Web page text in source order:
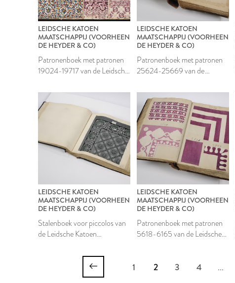
LEIDSCHE KATOEN
MAATSCHAPPIJ (VOORHEEN
DE HEYDER & CO)
Patronenboek met patronen
19024-19717 van de Leidsche
LEIDSCHE KATOEN
MAATSCHAPPIJ (VOORHEEN
DE HEYDER & CO)
Patronenboek met patronen
25624-25669 van de
Maatschappij
LEIDSCHE KATOEN
MAATSCHAPPIJ (VOORHEEN
DE HEYDER & CO)
Stalenboek voor piccolos van
de Leidsche Katoen
LEIDSCHE KATOEN
MAATSCHAPPIJ (VOORHEEN
DE HEYDER & CO)
Patronenboek met patronen
5618-6165 van de Leidsche
1 2 3 4 ...